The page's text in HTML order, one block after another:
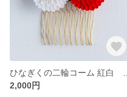
2,000円